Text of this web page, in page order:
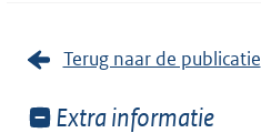
Terug naar de publicatie
Toon
Extra informatie